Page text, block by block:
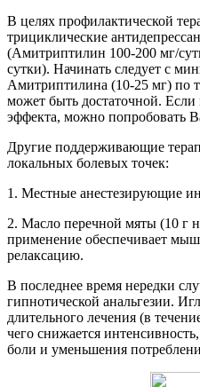
В целях профилактической
трициклические
(Амитриптилин 100-200 мг/
сутки). Начинать следует с
Амитриптилина (10-25 мг) по
может быть достаточной.
эффекта, можно попробовать
Другие поддерживающие
локальных болевых точек:
1. Местные анестезирующие
2. Масло перечной мяты (10 г
применение обеспечивает
релаксацию.
В последнее время нередки
гипнотической анальгезии.
длительного лечения (в
чего снижается
боли и уменьшения